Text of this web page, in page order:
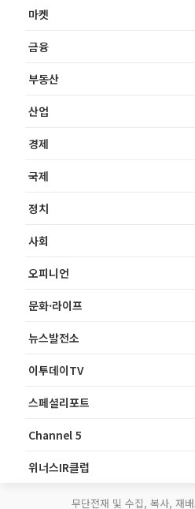
마켓
금융
부동산
산업
경제
국제
정치
사회
오피니언
문화·라이프
뉴스발전소
이투데이TV
스페셜리포트
Channel 5
위너스IR클럽
무단전재 및 수집, 복사, 재